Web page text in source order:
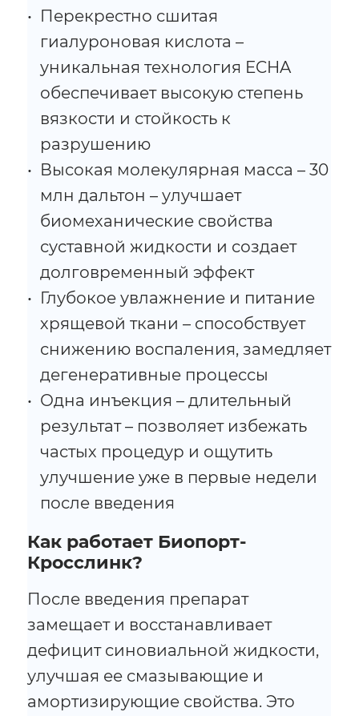
Перекрестно сшитая
гиалуроновая кислота –
уникальная технология ECHA
обеспечивает высокую степень
вязкости и стойкость к
разрушению
Высокая молекулярная масса – 30
млн дальтон – улучшает
биомеханические свойства
суставной жидкости и создает
долговременный эффект
Глубокое увлажнение и питание
хрящевой ткани – способствует
снижению воспаления, замедляет
дегенеративные процессы
Одна инъекция – длительный
результат – позволяет избежать
частых процедур и ощутить
улучшение уже в первые недели
после введения
Как работает Биопорт-
Кросслинк?
После введения препарат
замещает и восстанавливает
дефицит синовиальной жидкости,
улучшая ее смазывающие и
амортизирующие свойства. Это